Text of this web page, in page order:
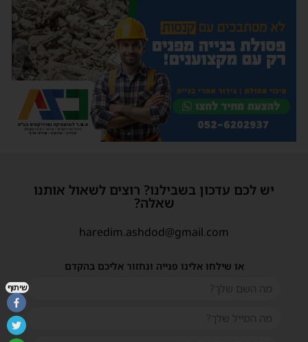
יש לכם עדכון בשבילנו? רוצים לשאול אותנו
שאלה?
haredim.ashdod@gmail.com
או שילחו אלינו פנייה ונחזור אליכם בהקדם
שיתוף